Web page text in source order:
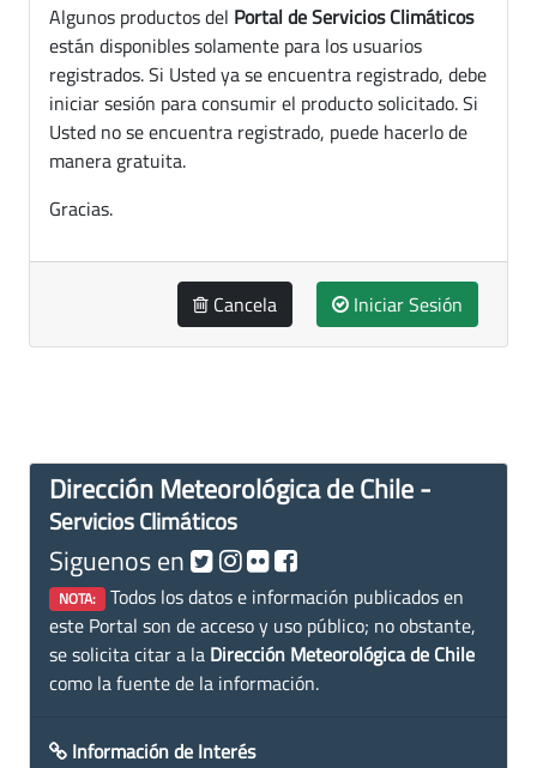
Algunos productos del Portal de Servicios Climáticos
están disponibles solamente para los usuarios
registrados. Si Usted ya se encuentra registrado, debe
iniciar sesión para consumir el producto solicitado. Si
Usted no se encuentra registrado, puede hacerlo de
manera gratuita.
Gracias.
Cancela Iniciar Sesión
Dirección Meteorológica de Chile -
Servicios Climáticos
Siguenos en
NOTA: Todos los datos e información publicados en
este Portal son de acceso y uso público; no obstante,
se solicita citar a la Dirección Meteorológica de Chile
como la fuente de la información.
Información de Interés